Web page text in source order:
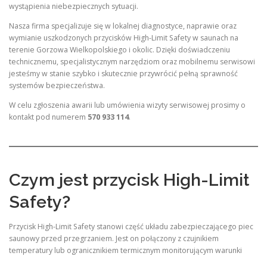
wystąpienia niebezpiecznych sytuacji.
Nasza firma specjalizuje się w lokalnej diagnostyce, naprawie oraz
wymianie uszkodzonych przycisków High-Limit Safety w saunach na
terenie Gorzowa Wielkopolskiego i okolic. Dzięki doświadczeniu
technicznemu, specjalistycznym narzędziom oraz mobilnemu serwisowi
jesteśmy w stanie szybko i skutecznie przywrócić pełną sprawność
systemów bezpieczeństwa.
W celu zgłoszenia awarii lub umówienia wizyty serwisowej prosimy o
kontakt pod numerem 570 933 114.
Czym jest przycisk High-Limit
Safety?
Przycisk High-Limit Safety stanowi część układu zabezpieczającego piec
saunowy przed przegrzaniem. Jest on połączony z czujnikiem
temperatury lub ogranicznikiem termicznym monitorującym warunki